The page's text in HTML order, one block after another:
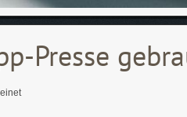
Presse